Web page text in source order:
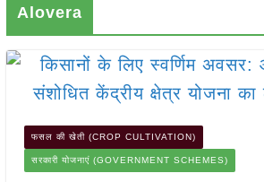
Alovera
फसल की खेती (CROP CULTIVATION)
सरकारी योजनाएं (GOVERNMENT SCHEMES)